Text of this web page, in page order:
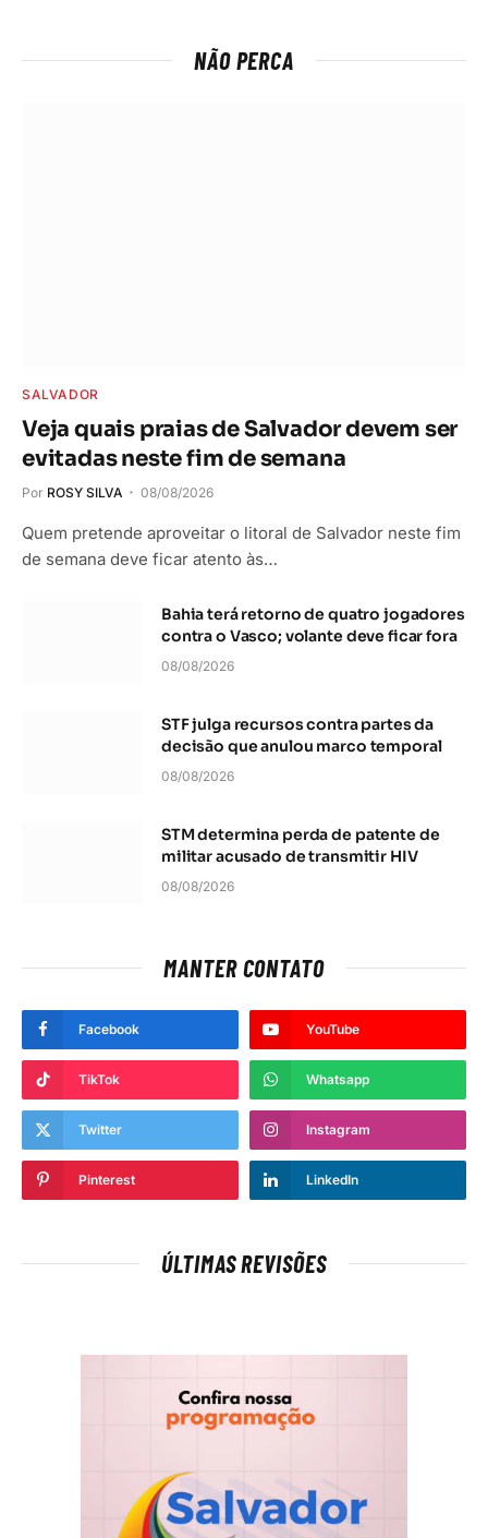
NÃO PERCA
SALVADOR
Veja quais praias de Salvador devem ser
evitadas neste fim de semana
Por ROSY SILVA 08/08/2026
Quem pretende aproveitar o litoral de Salvador neste fim
de semana deve ficar atento às…
Bahia terá retorno de quatro jogadores
contra o Vasco; volante deve ficar fora
08/08/2026
STF julga recursos contra partes da
decisão que anulou marco temporal
08/08/2026
STM determina perda de patente de
militar acusado de transmitir HIV
08/08/2026
MANTER CONTATO
Facebook YouTube
TikTok Whatsapp
Twitter Instagram
Pinterest LinkedIn
ÚLTIMAS REVISÕES